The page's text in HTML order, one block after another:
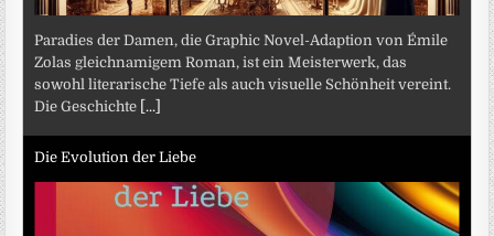
Paradies der Damen, die Graphic Novel-Adaption von Émile
Zolas gleichnamigem Roman, ist ein Meisterwerk, das
sowohl literarische Tiefe als auch visuelle Schönheit vereint.
Die Geschichte [...]
Die Evolution der Liebe